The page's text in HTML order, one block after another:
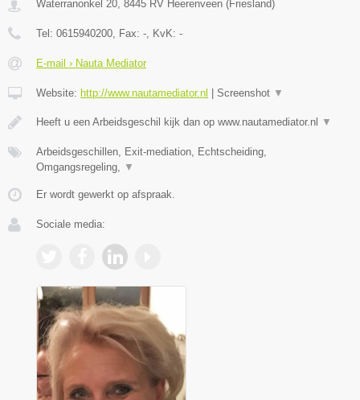
Waterranonkel 20 8445 RV Heerenveen (Friesland)
Tel: 0615940200 , Fax: - , KvK: -
E-mail › Nauta Mediator
Website: http://www.nautamediator.nl Screenshot ▼
Heeft u een Arbeidsgeschil kijk dan op www.nautamediator.nl ▼
Arbeidsgeschillen, Exit-mediation, Echtscheiding,
Omgangsregeling,
▼
Er wordt gewerkt op afspraak.
Sociale media: